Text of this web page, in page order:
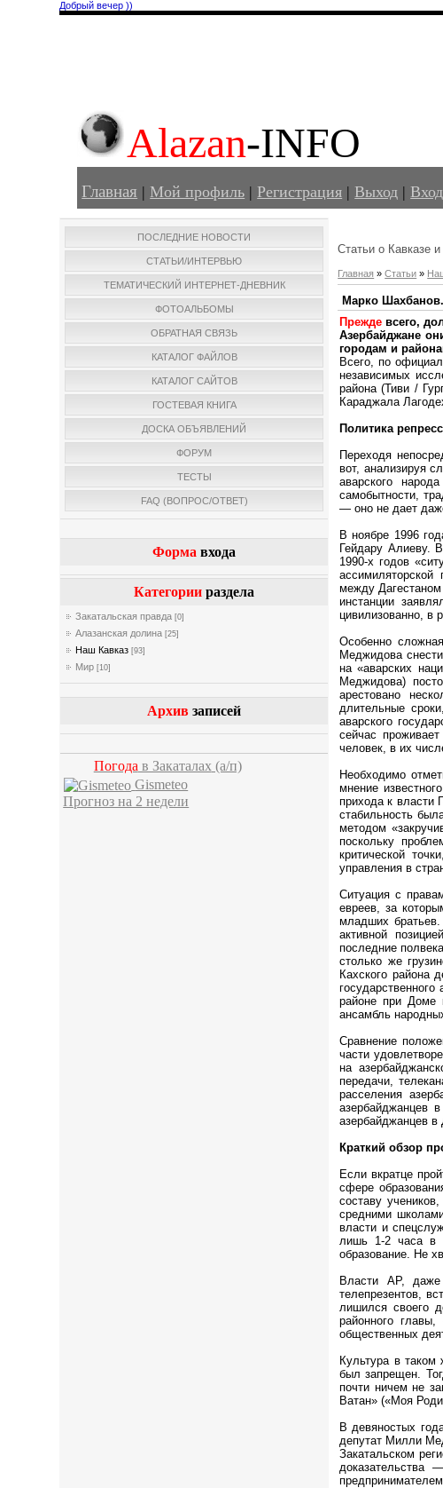
Добрый вечер ))
Alazan-INFO
Главная |Мой профиль |Регистрация |Выход |Вход
ПОСЛЕДНИЕ НОВОСТИ
СТАТЬИ/ИНТЕРВЬЮ
ТЕМАТИЧЕСКИЙ ИНТЕРНЕТ-ДНЕВНИК
ФОТОАЛЬБОМЫ
ОБРАТНАЯ СВЯЗЬ
КАТАЛОГ ФАЙЛОВ
КАТАЛОГ САЙТОВ
ГОСТЕВАЯ КНИГА
ДОСКА ОБЪЯВЛЕНИЙ
ФОРУМ
ТЕСТЫ
FAQ (ВОПРОС/ОТВЕТ)
Форма входа
Категории раздела
Закатальская правда [0]
Алазанская долина [25]
Наш Кавказ [93]
Мир [10]
Архив записей
Погода в Закаталах (а/п)
Gismeteo
Прогноз на 2 недели
Статьи о Кавказе
Главная »Статьи »
Марко
Прежде всего,
Азербайджане
городам и
Всего, по
независимых
района (Тиви /
Караджала
Политика
Переходя
вот, анализируя
аварского
самобытности,
— оно не дает
В ноябре 1996
Гейдару Алиеву.
1990-х годов
ассимиляторской
между
инстанции
цивилизованно, в
Особенно
Меджидова
на «аварских
Меджидова)
арестовано
длительные
аварского
сейчас
человек, в их
Необходимо
мнение
прихода к власти
стабильность
методом
поскольку
критической
управления в
Ситуация с
евреев, за
младших братьев.
активной
последние
столько же
Кахского района
районе при Доме
ансамбль
Сравнение
части
на
передачи,
расселения
азербайджанцев
азербайджанцев в
Краткий обзор
Если вкратце
сфере
составу
средними
власти и
лишь 1-2 часа в
образование. Не
Власти АР, даже
телепрезентов,
лишился своего
районного
общественных
Культура в
был запрещен.
почти ничем не
Ватан» («Моя
В девяностых
депутат Милли
Закатальском
доказательства